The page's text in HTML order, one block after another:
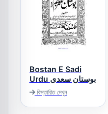
Bostan E Sadi
Urdu بوستان سعدی
বিস্তারিত দেখুন